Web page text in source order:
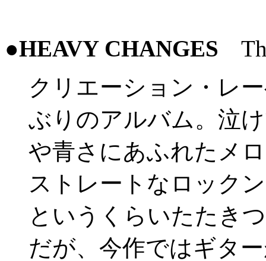
●HEAVY CHANGES
クリエーション・レ
ぶりのアルバム。泣
や青さにあふれたメ
ストレートなロック
というくらいたたき
だが、今作ではギタ